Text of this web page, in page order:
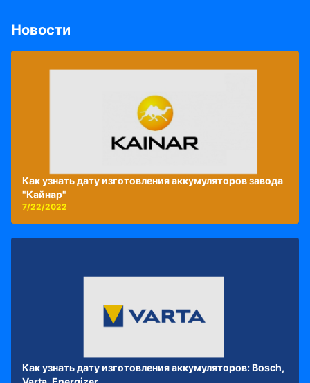
Новости
Как узнать дату изготовления аккумуляторов завода
"Кайнар"
7/22/2022
Как узнать дату изготовления аккумуляторов: Bosch,